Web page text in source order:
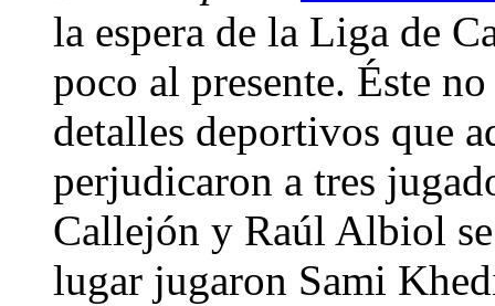
la espera de la Liga de
poco al presente. Éste
detalles deportivos que
perjudicaron a tres
Callejón y Raúl Albiol
lugar jugaron Sami